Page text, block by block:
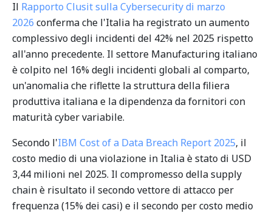
Il Rapporto Clusit sulla Cybersecurity di marzo
2026 conferma che l'Italia ha registrato un aumento
complessivo degli incidenti del 42% nel 2025 rispetto
all'anno precedente. Il settore Manufacturing italiano
è colpito nel 16% degli incidenti globali al comparto,
un'anomalia che riflette la struttura della filiera
produttiva italiana e la dipendenza da fornitori con
maturità cyber variabile.
Secondo l'IBM Cost of a Data Breach Report 2025, il
costo medio di una violazione in Italia è stato di USD
3,44 milioni nel 2025. Il compromesso della supply
chain è risultato il secondo vettore di attacco per
frequenza (15% dei casi) e il secondo per costo medio